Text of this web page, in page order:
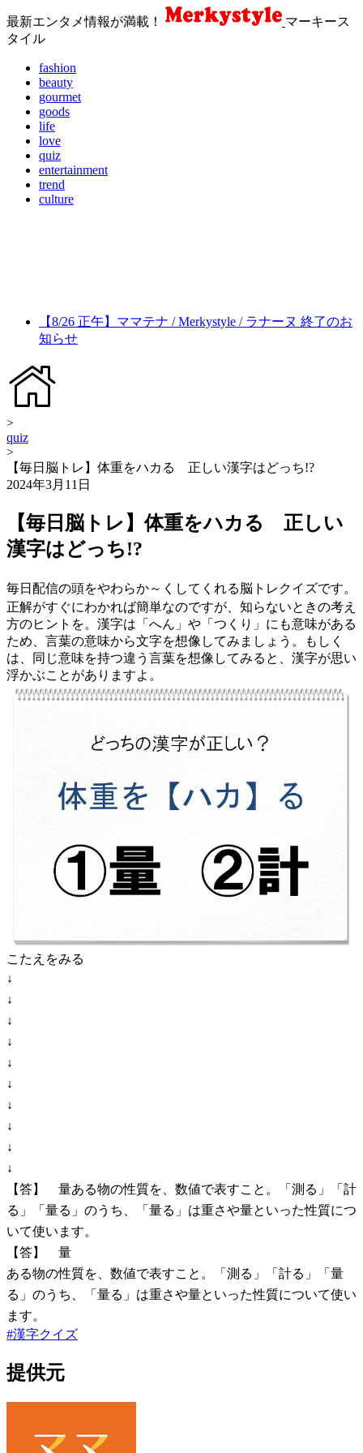
最新エンタメ情報が満載！
マーキース
タイル
fashion
beauty
gourmet
goods
life
love
quiz
entertainment
trend
culture
【8/26 正午】ママテナ / Merkystyle / ラナーヌ 終了のお
知らせ
>
quiz
>
【毎日脳トレ】体重をハカる 正しい漢字はどっち!?
2024年3月11日
【毎日脳トレ】体重をハカる 正しい
漢字はどっち!?
毎日配信の頭をやわらか～くしてくれる脳トレクイズです。
正解がすぐにわかれば簡単なのですが、知らないときの考え
方のヒントを。漢字は「へん」や「つくり」にも意味がある
ため、言葉の意味から文字を想像してみましょう。もしく
は、同じ意味を持つ違う言葉を想像してみると、漢字が思い
浮かぶことがありますよ。
こたえをみる
↓
↓
↓
↓
↓
↓
↓
↓
↓
↓
【答】 量ある物の性質を、数値で表すこと。「測る」「計
る」「量る」のうち、「量る」は重さや量といった性質につ
いて使います。
【答】 量
ある物の性質を、数値で表すこと。「測る」「計る」「量
る」のうち、「量る」は重さや量といった性質について使い
ます。
#漢字クイズ
提供元